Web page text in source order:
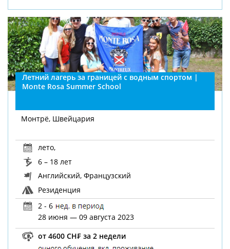
Летний лагерь за границей с водным спортом |
Monte Rosa Summer School
Монтрё, Швейцария
лето,
6 – 18 лет
Английский, Французский
Резиденция
2 - 6
28 июня — 09 августа 2023
от 4600 CH₣ за 2 недели